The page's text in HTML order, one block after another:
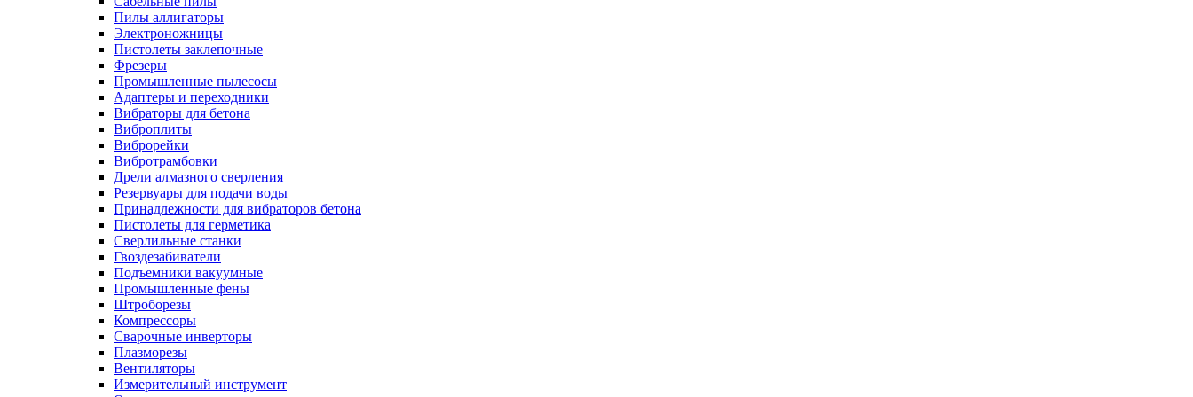
Пилы аллигаторы
Электроножницы
Пистолеты заклепочные
Фрезеры
Промышленные пылесосы
Адаптеры и переходники
Вибраторы для бетона
Виброплиты
Виброрейки
Вибротрамбовки
Дрели алмазного сверления
Резервуары для подачи воды
Принадлежности для вибраторов бетона
Пистолеты для герметика
Сверлильные станки
Гвоздезабиватели
Подъемники вакуумные
Промышленные фены
Штроборезы
Компрессоры
Сварочные инверторы
Плазморезы
Вентиляторы
Измерительный инструмент